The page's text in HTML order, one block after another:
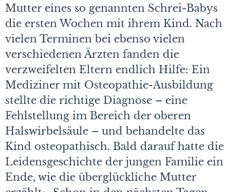
Mutter eines so genannten Schrei-Babys
die ersten Wochen mit ihrem Kind. Nach
vielen Terminen bei ebenso vielen
verschiedenen Ärzten fanden die
verzweifelten Eltern endlich Hilfe: Ein
Mediziner mit Osteopathie-Ausbildung
stellte die richtige Diagnose – eine
Fehlstellung im Bereich der oberen
Halswirbelsäule – und behandelte das
Kind osteopathisch. Bald darauf hatte die
Leidensgeschichte der jungen Familie ein
Ende, wie die überglückliche Mutter